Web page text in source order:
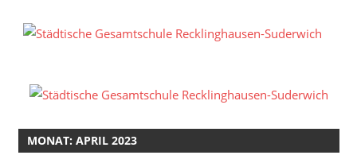
Inhalt
MONAT: APRIL 2023